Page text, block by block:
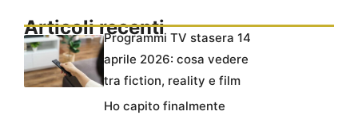
Articoli recentiProgrammi TV stasera 14
aprile 2026: cosa vedere
tra fiction, reality e film
Ho capito finalmente